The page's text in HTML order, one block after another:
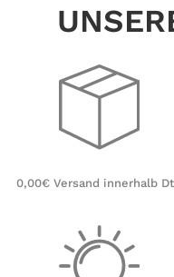
0,00€ Versand innerhalb